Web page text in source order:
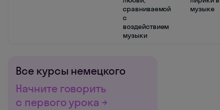
сравниваемой
с
воздействием
музыки
музыке
Все курсы немецкого
Начните говорить
с первого урока →